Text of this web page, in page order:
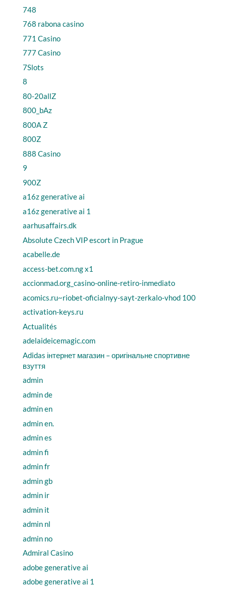
748
768 rabona casino
771 Casino
777 Casino
7Slots
8
80-20allZ
800_bAz
800A Z
800Z
888 Casino
9
900Z
a16z generative ai
a16z generative ai 1
aarhusaffairs.dk
Absolute Czech VIP escort in Prague
acabelle.de
access-bet.com.ng x1
accionmad.org_casino-online-retiro-inmediato
acomics.ru~riobet-oficialnyy-sayt-zerkalo-vhod 100
activation-keys.ru
Actualités
adelaideicemagic.com
Adidas інтернет магазин – оригінальне спортивне
взуття
admin
admin de
admin en
admin en.
admin es
admin fi
admin fr
admin gb
admin ir
admin it
admin nl
admin no
Admiral Casino
adobe generative ai
adobe generative ai 1